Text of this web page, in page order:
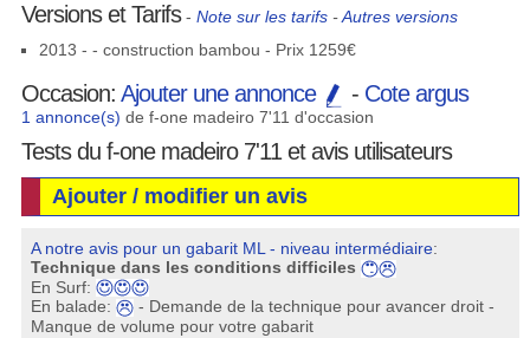
Versions et Tarifs- Note sur les tarifs-Autres versions
2013 - - construction bambou - Prix 1259€
Occasion: Ajouter une annonce - Cote argus
1 annonce(s) de f-one madeiro 7'11 d'occasion
Tests du f-one madeiro 7'11 et avis utilisateurs
Ajouter / modifier un avis
A notre avis pour un gabarit ML - niveau intermédiaire:
Technique dans les conditions difficiles
En Surf:
En balade:
- Demande de la technique pour avancer droit -
Manque de volume pour votre gabarit